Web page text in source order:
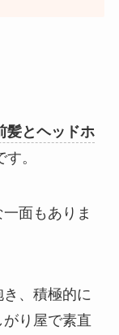
髪とヘッドホ
す。
面もありま
、積極的に
り屋で素直